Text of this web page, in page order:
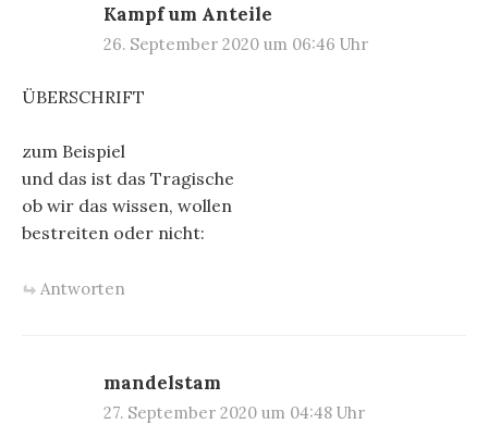
Kampf um Anteile
26. September 2020 um 06:46 Uhr
ÜBERSCHRIFT
zum Beispiel
und das ist das Tragische
ob wir das wissen, wollen
bestreiten oder nicht:
Antworten
mandelstam
27. September 2020 um 04:48 Uhr